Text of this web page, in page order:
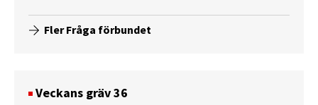
Fler Fråga förbundet
Veckans gräv 36